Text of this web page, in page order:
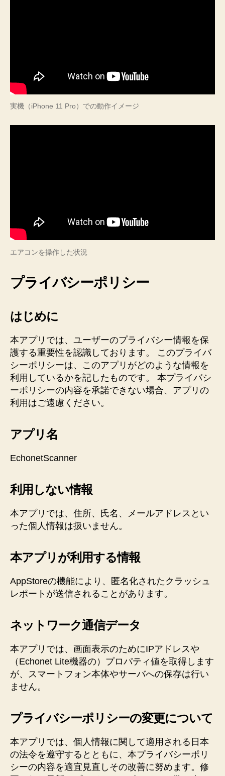
実機（iPhone 11 Pro）での動作イメージ
エアコンを操作した状況
プライバシーポリシー
はじめに
本アプリでは、ユーザーのプライバシー情報を保
護する重要性を認識しております。 このプライバ
シーポリシーは、このアプリがどのような情報を
利用しているかを記したものです。 本プライバシ
ーポリシーの内容を承諾できない場合、アプリの
利用はご遠慮ください。
アプリ名
EchonetScanner
利用しない情報
本アプリでは、住所、氏名、メールアドレスとい
った個人情報は扱いません。
本アプリが利用する情報
AppStoreの機能により、匿名化されたクラッシュ
レポートが送信されることがあります。
ネットワーク通信データ
本アプリでは、画面表示のためにIPアドレスや
（Echonet Lite機器の）プロパティ値を取得します
が、スマートフォン本体やサーバへの保存は行い
ません。
プライバシーポリシーの変更について
本アプリでは、個人情報に関して適用される日本
の法令を遵守するとともに、本プライバシーポリ
シーの内容を適宜見直しその改善に努めます。修